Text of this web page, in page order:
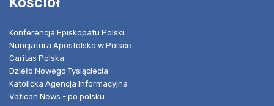
Konferencja Episkopatu Polski
Nuncjatura Apostolska w Polsce
Caritas Polska
Dzieło Nowego Tysiąclecia
Katolicka Agencja Informacyjna
Vatican News - po polsku